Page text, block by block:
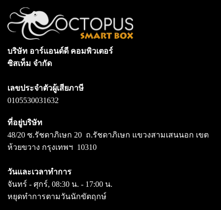
บริษัท อาร์แอนด์ดี คอมพิวเตอร์
ซิสเท็ม จำกัด
เลขประจำตัวผู้เสียภาษี
0105530031632
ที่อยู่บริษัท
48/20 ซ.รัชดาภิเษก 20 ถ.รัชดาภิเษก แขวงสามเสนนอก เขต
ห้วยขวาง กรุงเทพฯ 10310
วันและเวลาทำการ
จันทร์ - ศุกร์, 08:30 น. - 17:00 น.
หยุดทำการตามวันนักขัตฤกษ์